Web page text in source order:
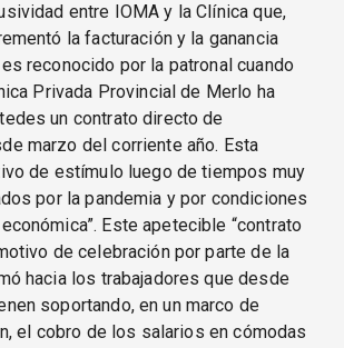
entre IOMA y la Clínica que,
la facturación y la ganancia
reconocido por la patronal cuando
Privada Provincial de Merlo ha
un contrato directo de
marzo del corriente año. Esta
de estímulo luego de tiempos muy
por la pandemia y por condiciones
Este apetecible “contrato
de celebración por parte de la
hacia los trabajadores que desde
soportando, en un marco de
el cobro de los salarios en cómodas